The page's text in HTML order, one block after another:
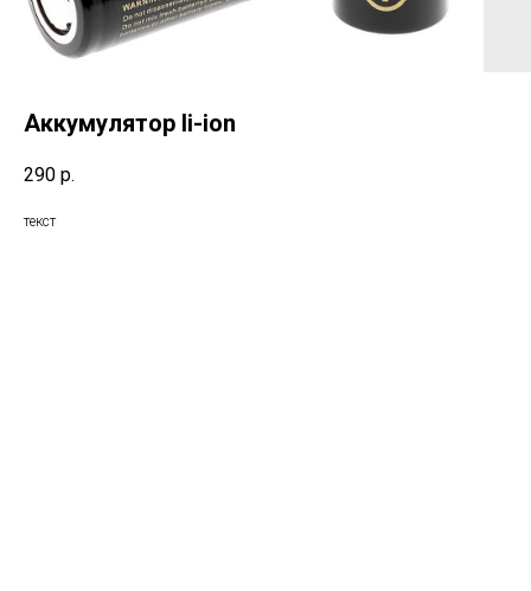
Аккумулятор li-ion
290 р.
текст